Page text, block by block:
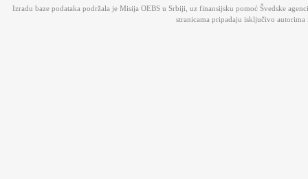
Izradu baze podataka podržala je Misija OEBS u Srbiji, uz finansijsku pomoć Švedske
stranicama pripadaju isključivo